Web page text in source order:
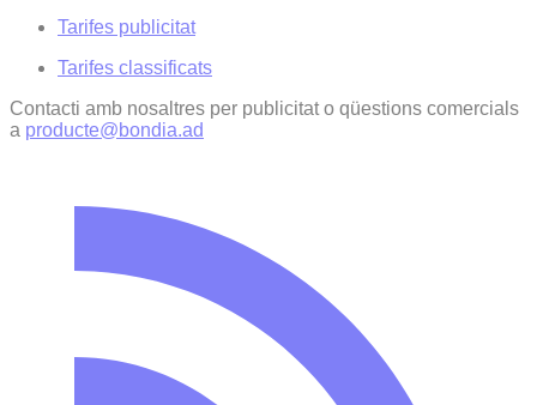
Tarifes publicitat
Tarifes classificats
Contacti amb nosaltres per publicitat o qüestions comercials
a producte@bondia.ad